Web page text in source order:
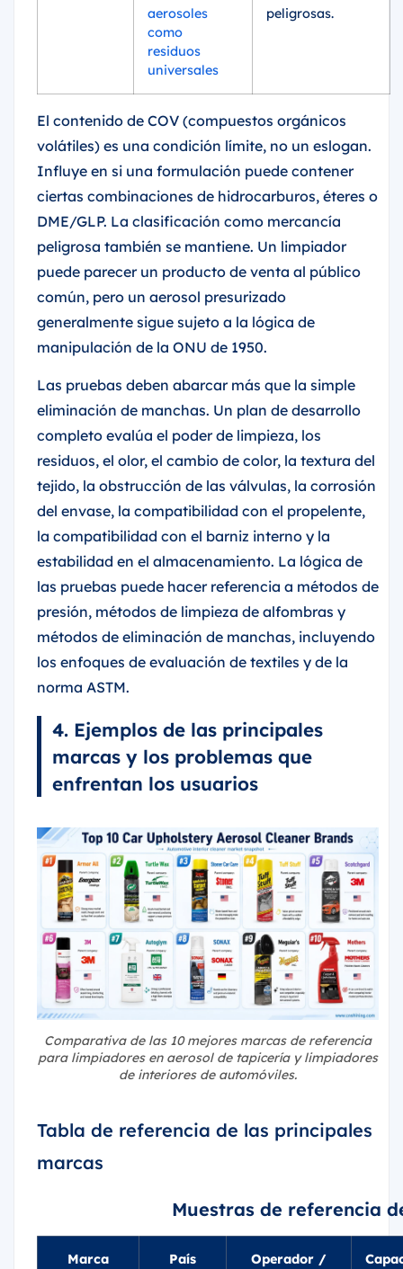
aerosoles
como
residuos
universales
peligrosas.
El contenido de COV (compuestos orgánicos
volátiles) es una condición límite, no un eslogan.
Influye en si una formulación puede contener
ciertas combinaciones de hidrocarburos, éteres o
DME/GLP. La clasificación como mercancía
peligrosa también se mantiene. Un limpiador
puede parecer un producto de venta al público
común, pero un aerosol presurizado
generalmente sigue sujeto a la lógica de
manipulación de la ONU de 1950.
Las pruebas deben abarcar más que la simple
eliminación de manchas. Un plan de desarrollo
completo evalúa el poder de limpieza, los
residuos, el olor, el cambio de color, la textura del
tejido, la obstrucción de las válvulas, la corrosión
del envase, la compatibilidad con el propelente,
la compatibilidad con el barniz interno y la
estabilidad en el almacenamiento. La lógica de
las pruebas puede hacer referencia a métodos de
presión, métodos de limpieza de alfombras y
métodos de eliminación de manchas, incluyendo
los enfoques de evaluación de textiles y de la
norma ASTM.
4. Ejemplos de las principales
marcas y los problemas que
enfrentan los usuarios
Comparativa de las 10 mejores marcas de referencia
para limpiadores en aerosol de tapicería y limpiadores
de interiores de automóviles.
Tabla de referencia de las principales
marcas
Muestras de referencia
Marca País
Operador /